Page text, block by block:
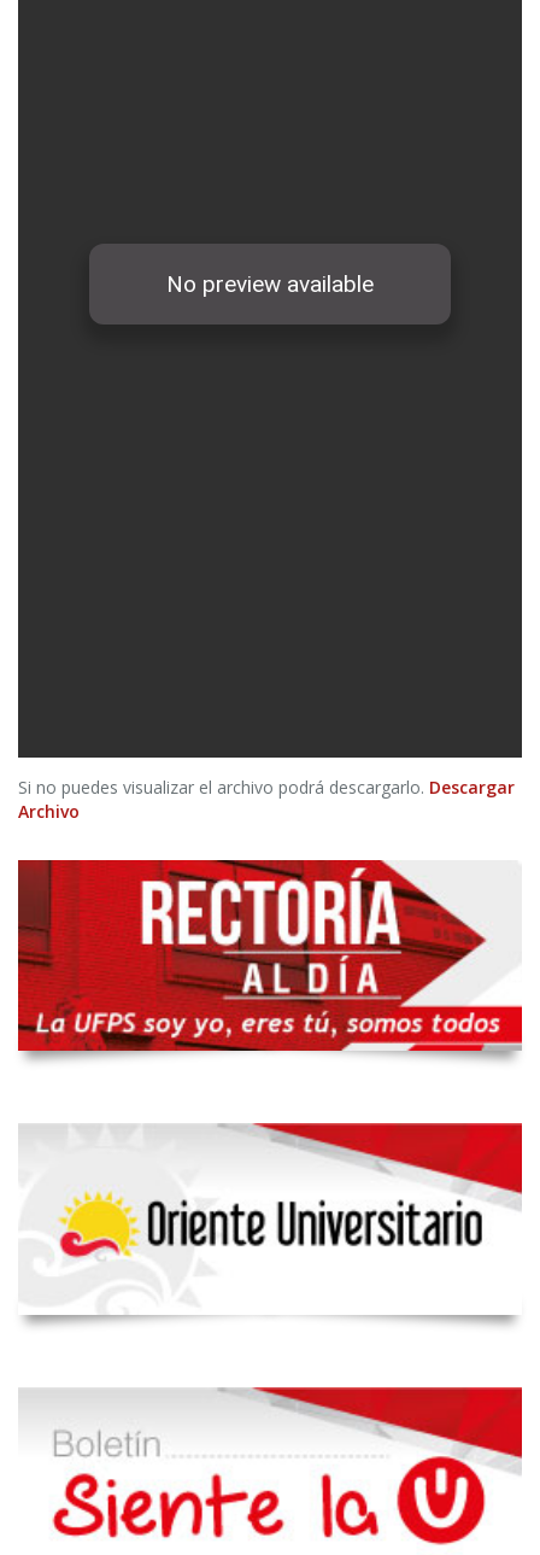
Si no puedes visualizar el archivo podrá descargarlo. Descargar
Archivo